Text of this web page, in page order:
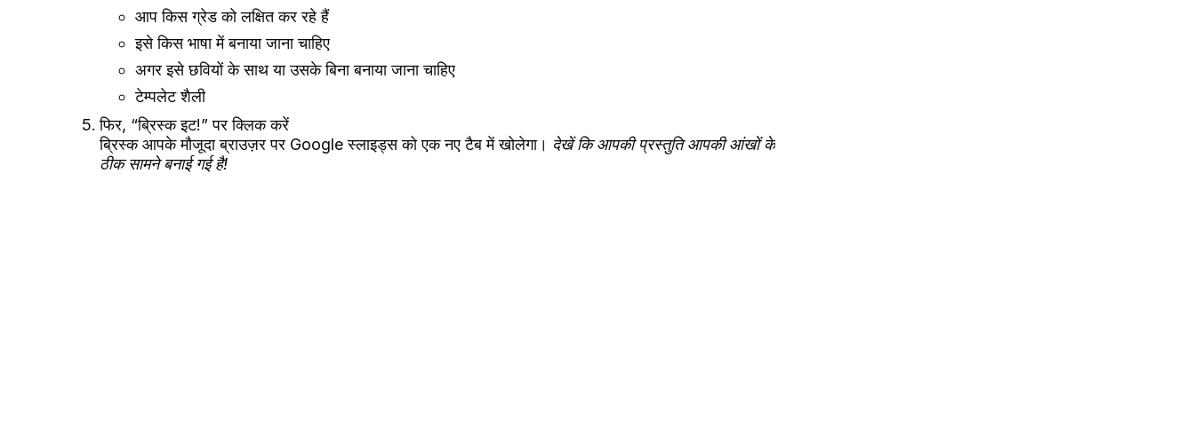
आप किस ग्रेड को लक्षित कर रहे हैं
इसे किस भाषा में बनाया जाना चाहिए
अगर इसे छवियों के साथ या उसके बिना बनाया जाना चाहिए
टेम्पलेट शैली
फिर, “ब्रिस्क इट!” पर क्लिक करें
ब्रिस्क आपके मौजूदा ब्राउज़र पर Google स्लाइड्स को एक नए टैब में खोलेगा। देखें कि आपकी प्रस्तुति आपकी आंखों के
ठीक सामने बनाई गई है!